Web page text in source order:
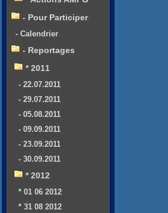
- Pour Participer
- Calendrier
- Reportages
* 2011
- 22.07.2011
- 29.07.2011
- 05.08.2011
- 09.09.2011
- 23.09.2011
- 30.09.2011
* 2012
* 01 06 2012
* 31 08 2012